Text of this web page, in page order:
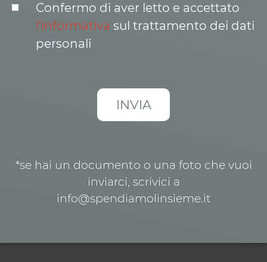
Confermo di aver letto e accettato
l’informativa sul trattamento dei dati
personali
*se hai un documento o una foto che vuoi
inviarci, scrivici a
info@spendiamolinsieme.it